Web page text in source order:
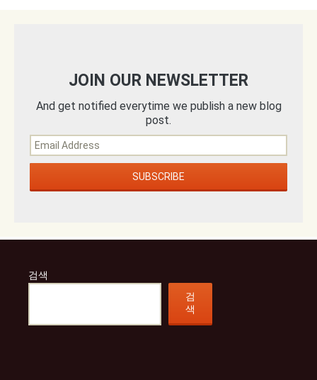
JOIN OUR NEWSLETTER
And get notified everytime we publish a new blog
post.
검색
검
색